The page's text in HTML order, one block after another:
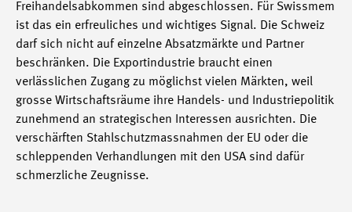
Freihandelsabkommen sind abgeschlossen. Für Swissmem
ist das ein erfreuliches und wichtiges Signal. Die Schweiz
darf sich nicht auf einzelne Absatzmärkte und Partner
beschränken. Die Exportindustrie braucht einen
verlässlichen Zugang zu möglichst vielen Märkten, weil
grosse Wirtschaftsräume ihre Handels- und Industriepolitik
zunehmend an strategischen Interessen ausrichten. Die
verschärften Stahlschutzmassnahmen der EU oder die
schleppenden Verhandlungen mit den USA sind dafür
schmerzliche Zeugnisse.